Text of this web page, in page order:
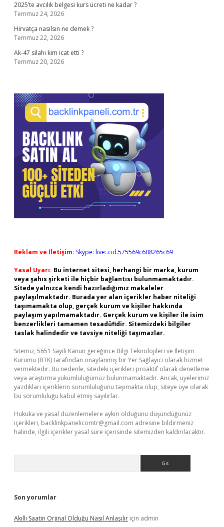
2025’te avcılık belgesi kurs ücreti ne kadar ?
Temmuz 24, 2026
Hirvatça nasılsın ne demek ?
Temmuz 22, 2026
Ak-47 silahı kim icat etti ?
Temmuz 20, 2026
Reklam ve İletişim: Skype: live:.cid.575569c608265c69
Yasal Uyarı: Bu internet sitesi, herhangi bir marka, kurum
veya şahıs şirketi ile hiçbir bağlantısı bulunmamaktadır.
Sitede yalnızca kendi hazırladığımız makaleler
paylaşılmaktadır. Burada yer alan içerikler haber niteliği
taşımamakta olup, gerçek kurum ve kişiler hakkında
paylaşım yapılmamaktadır. Gerçek kurum ve kişiler ile isim
benzerlikleri tamamen tesadüfidir. Sitemizdeki bilgiler
taslak halindedir ve tavsiye niteliği taşımazlar.
Sitemiz, 5651 Sayılı Kanun gereğince Bilgi Teknolojileri ve İletişim
Kurumu (BTK) tarafından onaylanmış bir Yer Sağlayıcı olarak hizmet
vermektedir. Bu nedenle, sitedeki içerikleri proaktif olarak denetleme
veya araştırma yükümlülüğümüz bulunmamaktadır. Ancak, üyelerimiz
yazdıkları içeriklerin sorumluluğunu taşımakta olup, siteye üye olarak
bu sorumluluğu kabul etmiş sayılırlar.
Hukuka ve yasal düzenlemelere aykırı olduğunu düşündüğünüz
içerikleri, backlinkpanelicomtr@gmail.com adresine bildirmeniz
halinde, ilgili içerikler yasal süre içerisinde sitemizden kaldırılacaktır.
Son yorumlar
Akıllı Saatin Orjinal Olduğu Nasıl Anlaşılır için admin